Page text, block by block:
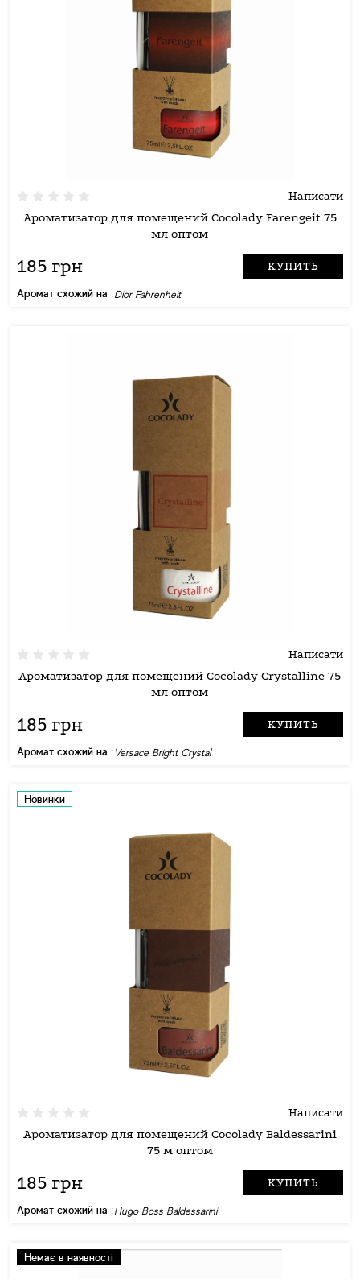
Написати
Ароматизатор для помещений Cocolady Farengeit 75
мл оптом
185 грн КУПИТЬ
Аромат схожий на :Dior Fahrenheit
Написати
Ароматизатор для помещений Cocolady Crystalline 75
мл оптом
185 грн КУПИТЬ
Аромат схожий на : Versace Bright Crystal
Новинки
Написати
Ароматизатор для помещений Cocolady Baldessarini
75 м оптом
185 грн КУПИТЬ
Аромат схожий на :Hugo Boss Baldessarini
Немає в наявності